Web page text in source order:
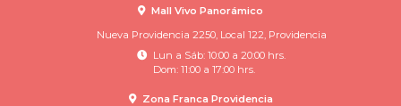
Mall Vivo Panorámico
Nueva Providencia 2250, Local 122, Providencia
Lun a Sáb: 10:00 a 20:00 hrs.
Dom: 11:00 a 17:00 hrs.
Zona Franca Providencia